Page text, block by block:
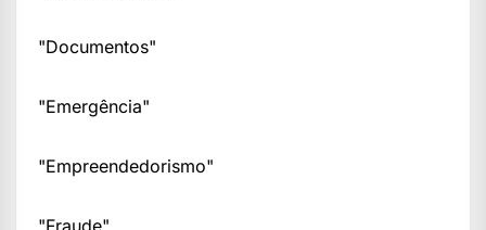
"Documentos"
"Emergência"
"Empreendedorismo"